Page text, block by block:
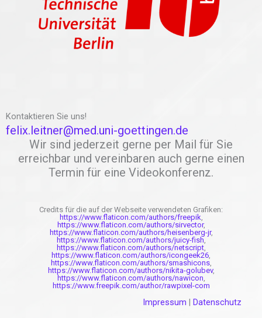
Kontaktieren Sie uns!
felix.leitner@med.uni-goettingen.de
Wir sind jederzeit gerne per Mail für Sie
erreichbar und vereinbaren auch gerne einen
Termin für eine Videokonferenz.
Credits für die auf der Webseite verwendeten Grafiken:
https://www.flaticon.com/authors/freepik,
https://www.flaticon.com/authors/sirvector,
https://www.flaticon.com/authors/heisenberg-jr,
https://www.flaticon.com/authors/juicy-fish,
https://www.flaticon.com/authors/netscript,
https://www.flaticon.com/authors/icongeek26,
https://www.flaticon.com/authors/smashicons,
https://www.flaticon.com/authors/nikita-golubev,
https://www.flaticon.com/authors/nawicon,
https://www.freepik.com/author/rawpixel-com
Impressum Datenschutz